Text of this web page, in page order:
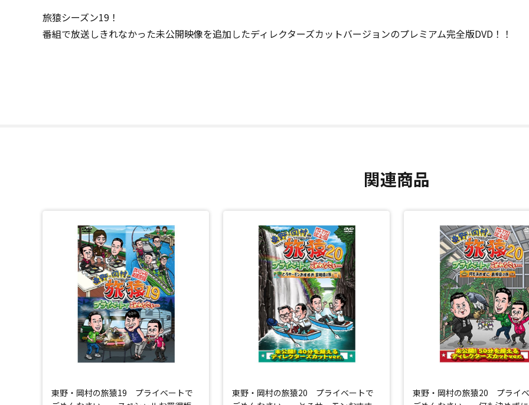
旅猿シーズン19！
番組で放送しきれなかった未公開映像を追加したディレクターズカットバージョンのプレミアム完全版DVD！！
関連商品
東野・岡村の旅猿19 プライベートで
東野・岡村の旅猿20 プライベートで
東野・岡村の旅猿20 プライ